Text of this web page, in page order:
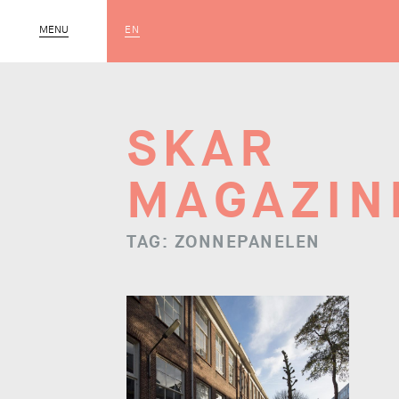
MENU
SLUIT EN
SKAR
TAG: ZONNEPANELEN